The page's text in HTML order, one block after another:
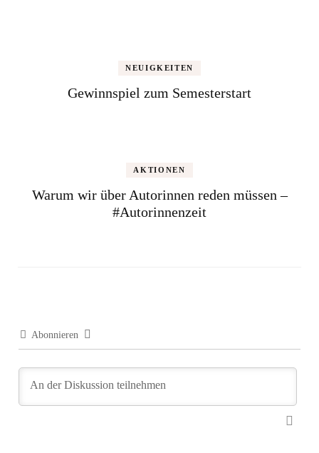
NEUIGKEITEN
Gewinnspiel zum Semesterstart
AKTIONEN
Warum wir über Autorinnen reden müssen –
#Autorinnenzeit
Abonnieren